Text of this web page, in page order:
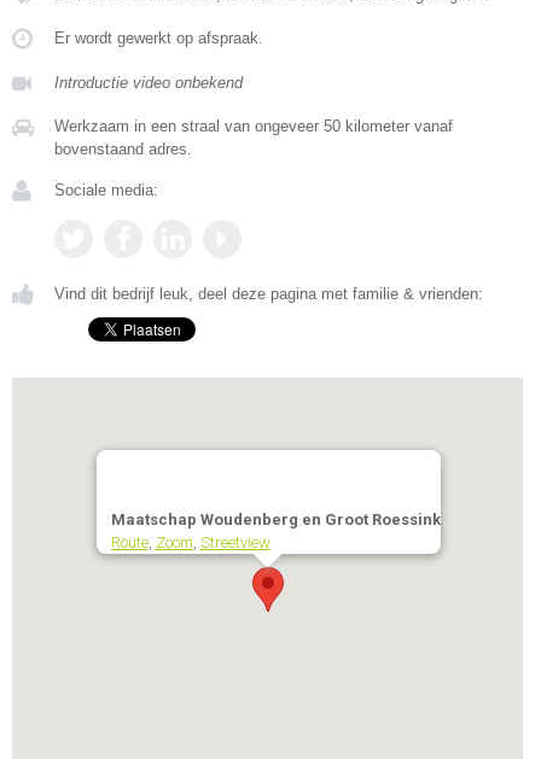
Er wordt gewerkt op afspraak.
Introductie video onbekend
Werkzaam in een straal van ongeveer 50 kilometer vanaf
bovenstaand adres.
Sociale media:
Vind dit bedrijf leuk, deel deze pagina met familie & vrienden:
Maatschap Woudenberg en Groot Roessink
Route, Zoom, Streetview